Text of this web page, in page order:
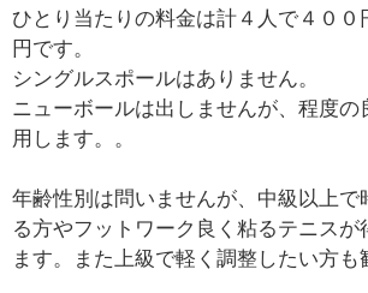
ひとり当たりの料金は計４人で４００
円です。
シングルスポールはありません。
ニューボールは出しませんが、程度の
用します。。
年齢性別は問いませんが、中級以上で
る方やフットワーク良く粘るテニスが
ます。また上級で軽く調整したい方も